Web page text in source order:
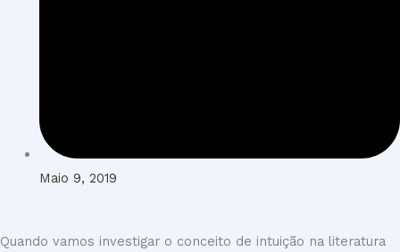
Maio 9, 2019
Quando vamos investigar o conceito de intuição na literatura